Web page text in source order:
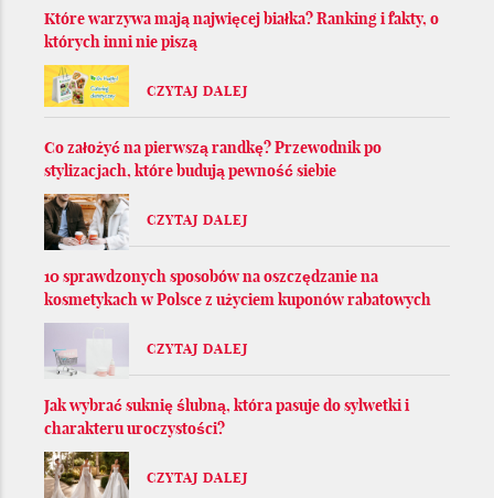
Które warzywa mają najwięcej białka? Ranking i fakty, o
których inni nie piszą
CZYTAJ DALEJ
Co założyć na pierwszą randkę? Przewodnik po
stylizacjach, które budują pewność siebie
CZYTAJ DALEJ
10 sprawdzonych sposobów na oszczędzanie na
kosmetykach w Polsce z użyciem kuponów rabatowych
CZYTAJ DALEJ
Jak wybrać suknię ślubną, która pasuje do sylwetki i
charakteru uroczystości?
CZYTAJ DALEJ